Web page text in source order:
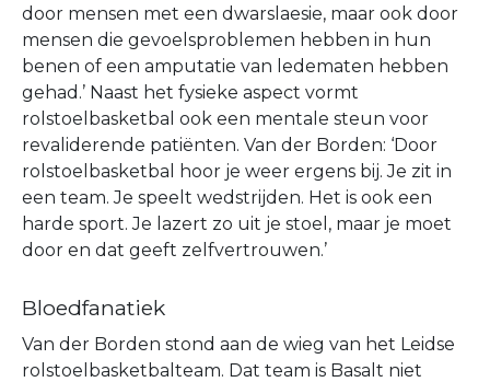
door mensen met een dwarslaesie, maar ook door
mensen die gevoelsproblemen hebben in hun
benen of een amputatie van ledematen hebben
gehad.’ Naast het fysieke aspect vormt
rolstoelbasketbal ook een mentale steun voor
revaliderende patiënten. Van der Borden: ‘Door
rolstoelbasketbal hoor je weer ergens bij. Je zit in
een team. Je speelt wedstrijden. Het is ook een
harde sport. Je lazert zo uit je stoel, maar je moet
door en dat geeft zelfvertrouwen.’
Bloedfanatiek
Van der Borden stond aan de wieg van het Leidse
rolstoelbasketbalteam. Dat team is Basalt niet